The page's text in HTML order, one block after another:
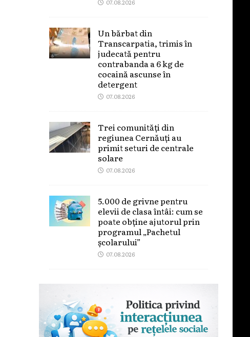
07.08.2026
Un bărbat din
Transcarpatia, trimis în
judecată pentru
contrabanda a 6 kg de
cocaină ascunse în
detergent
07.08.2026
Trei comunități din
regiunea Cernăuți au
primit seturi de centrale
solare
07.08.2026
5.000 de grivne pentru
elevii de clasa întâi: cum se
poate obține ajutorul prin
programul „Pachetul
școlarului”
07.08.2026